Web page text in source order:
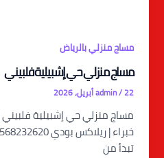
مساج منزلي بالرياض
مساج منزلي حي إشبيلية فلبيني
admin/22 أبريل، 2026
مساج منزلي حي إشبيلية
تبدأ من